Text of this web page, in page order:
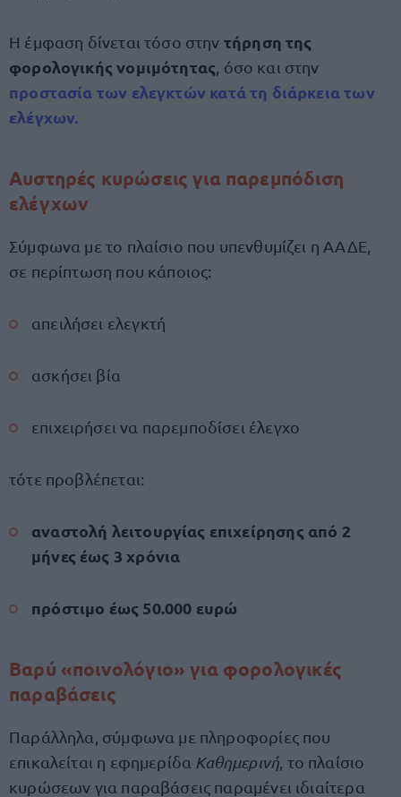
Η έμφαση δίνεται τόσο στην τήρηση της
φορολογικής νομιμότητας , όσο και στην
προστασία των ελεγκτώνκατά τη διάρκεια των
ελέγχων.
Αυστηρές κυρώσεις για παρεμπόδιση
ελέγχων
Σύμφωνα με το πλαίσιο που υπενθυμίζει η ΑΑΔΕ,
σε περίπτωση που κάποιος:
απειλήσει ελεγκτή
ασκήσει βία
επιχειρήσει να παρεμποδίσει έλεγχο
τότε προβλέπεται:
αναστολή λειτουργίας επιχείρησης από 2
μήνες έως 3 χρόνια
πρόστιμο έως 50.000 ευρώ
Βαρύ «ποινολόγιο» για φορολογικές
παραβάσεις
Παράλληλα, σύμφωνα με πληροφορίες που
επικαλείται η εφημερίδα Καθημερινή , το πλαίσιο
κυρώσεων για παραβάσεις παραμένει ιδιαίτερα